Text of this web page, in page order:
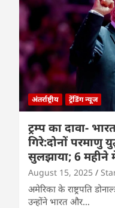
अंतर्राष्ट्रीय ट्रेंडिंग न्यूज
ट्रम्प का दावा-
गिरे:दोनों परमाणु
सुलझाया; 6 महीने
August 15, 2025
अमेरिका के राष्ट्रपति
उन्होंने भारत और…